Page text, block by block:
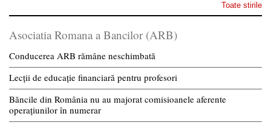
Toate stirile
Asociatia Romana a Bancilor (ARB)
Conducerea ARB rămâne neschimbată
Lecții de educație financiară pentru profesori
Băncile din România nu au majorat comisioanele aferente
operațiunilor în numerar